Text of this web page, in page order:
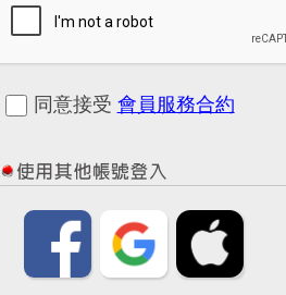
同意接受 會員服務合約